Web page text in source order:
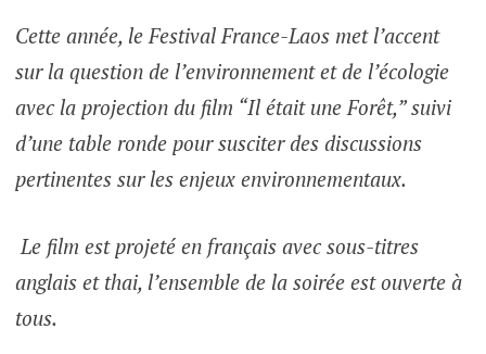
Cette année, le Festival France-Laos met l’accent
sur la question de l’environnement et de l’écologie
avec la projection du film “Il était une Forêt,” suivi
d’une table ronde pour susciter des discussions
pertinentes sur les enjeux environnementaux.
Le film est projeté en français avec sous-titres
anglais et thai, l’ensemble de la soirée est ouverte à
tous.